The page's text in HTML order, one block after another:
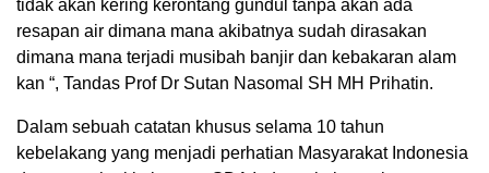
tidak akan kering kerontang gundul tanpa akan ada
resapan air dimana mana akibatnya sudah dirasakan
dimana mana terjadi musibah banjir dan kebakaran alam
kan “, Tandas Prof Dr Sutan Nasomal SH MH Prihatin.
Dalam sebuah catatan khusus selama 10 tahun
kebelakang yang menjadi perhatian Masyarakat Indonesia